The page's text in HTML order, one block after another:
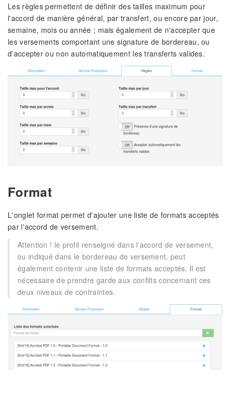
Les règles permettent de définir des tailles maximum pour
l'accord de manière général, par transfert, ou encore par jour,
semaine, mois ou année ; mais également de n'accepter que
les versements comportant une signature de bordereau, ou
d'accepter ou non automatiquement les transferts valides.
Format
L'onglet format permet d'ajouter une liste de formats acceptés
par l'accord de versement.
Attention ! le profil renseigné dans l'accord de versement,
ou indiqué dans le bordereau de versement, peut
également contenir une liste de formats acceptés. Il est
nécessaire de prendre garde aux conflits concernant ces
deux niveaux de contraintes.